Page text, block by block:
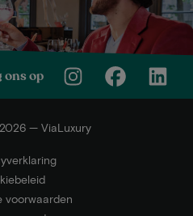
ons op
— ViaLuxury
voorwaarden